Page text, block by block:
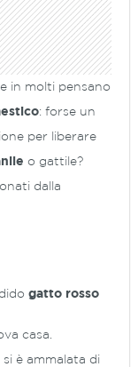
in molti pensano
: forse un
per liberare
o gattile?
dalla
gatto rosso
casa.
è ammalata di